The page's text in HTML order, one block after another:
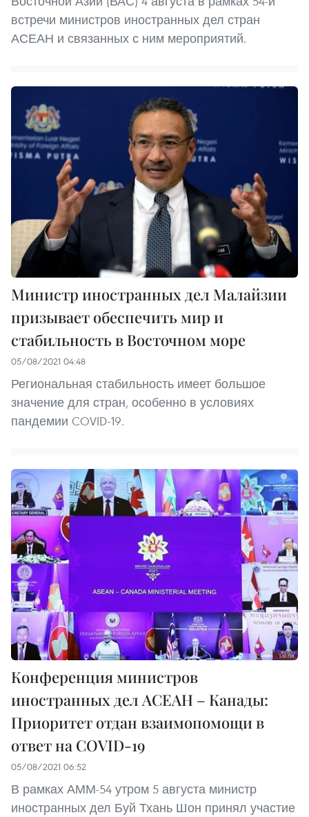
встречи министров иностранных дел стран
АСЕАН и связанных с ним мероприятий.
Министр иностранных дел Малайзии
призывает обеспечить мир и
стабильность в Восточном море
05/08/2021 04:48
Региональная стабильность имеет большое
значение для стран, особенно в условиях
пандемии COVID-19.
Конференция министров
иностранных дел АСЕАН – Канады:
Приоритет отдан взаимопомощи в
ответ на COVID-19
05/08/2021 06:52
В рамках АММ-54 утром 5 августа министр
иностранных дел Буй Тхань Шон принял участие